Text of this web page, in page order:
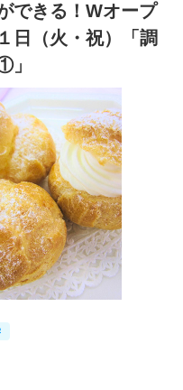
できる！Wオープ
日（火・祝）「調
」